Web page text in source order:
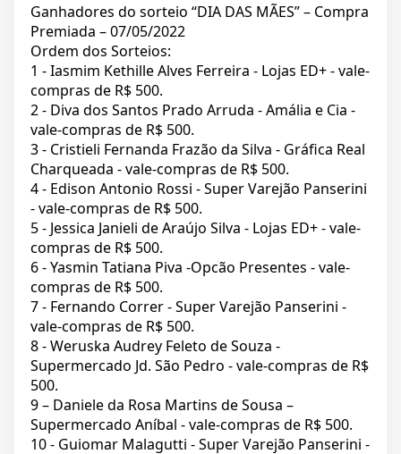
Ganhadores do sorteio “DIA DAS MÃES” – Compra
Premiada – 07/05/2022
Ordem dos Sorteios:
1 - Iasmim Kethille Alves Ferreira - Lojas ED+ - vale-
compras de R$ 500.
2 - Diva dos Santos Prado Arruda - Amália e Cia -
vale-compras de R$ 500.
3 - Cristieli Fernanda Frazão da Silva - Gráfica Real
Charqueada - vale-compras de R$ 500.
4 - Edison Antonio Rossi - Super Varejão Panserini
- vale-compras de R$ 500.
5 - Jessica Janieli de Araújo Silva - Lojas ED+ - vale-
compras de R$ 500.
6 - Yasmin Tatiana Piva -Opcão Presentes - vale-
compras de R$ 500.
7 - Fernando Correr - Super Varejão Panserini -
vale-compras de R$ 500.
8 - Weruska Audrey Feleto de Souza -
Supermercado Jd. São Pedro - vale-compras de R$
500.
9 – Daniele da Rosa Martins de Sousa –
Supermercado Aníbal - vale-compras de R$ 500.
10 - Guiomar Malagutti - Super Varejão Panserini -